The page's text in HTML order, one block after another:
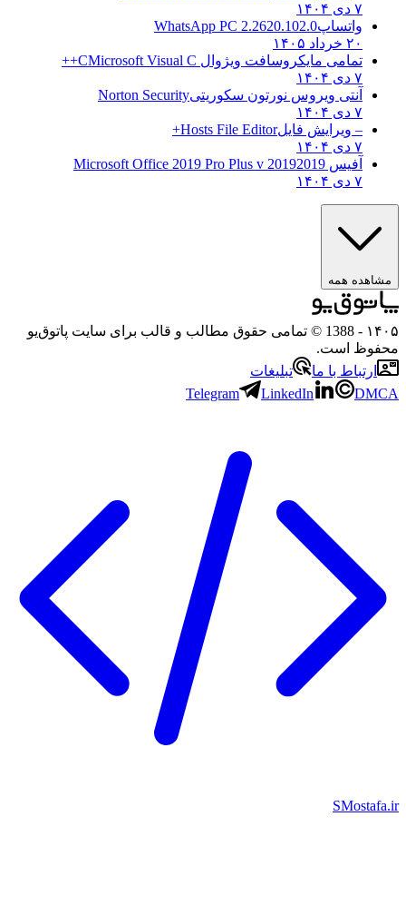
واتساپWhatsApp PC 2.2620.102.0
۲۰ خرداد ۱۴۰۵
تمامی مایکروسافت ویژوال C Microsoft Visual C++
آنتی ویروس نورتون سکوریتیNorton Security
– ویرایش فایلHosts File Editor+
آفیس 2019 2019 Microsoft Office 2019 Pro Plus v
مشاهده همه
- 1388 © تمامی حقوق مطالب و قالب برای سایت پاتوق‌یو
است.
ارتباط با ما
تبلیغات
Telegram
LinkedIn